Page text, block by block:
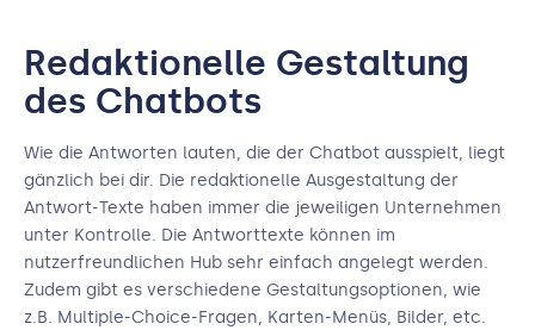
Redaktionelle Gestaltung
des Chatbots
Wie die Antworten lauten, die der Chatbot ausspielt, liegt
gänzlich bei dir. Die redaktionelle Ausgestaltung der
Antwort-Texte haben immer die jeweiligen Unternehmen
unter Kontrolle. Die Antworttexte können im
nutzerfreundlichen Hub sehr einfach angelegt werden.
Zudem gibt es verschiedene Gestaltungsoptionen, wie
z.B. Multiple-Choice-Fragen, Karten-Menüs, Bilder, etc.